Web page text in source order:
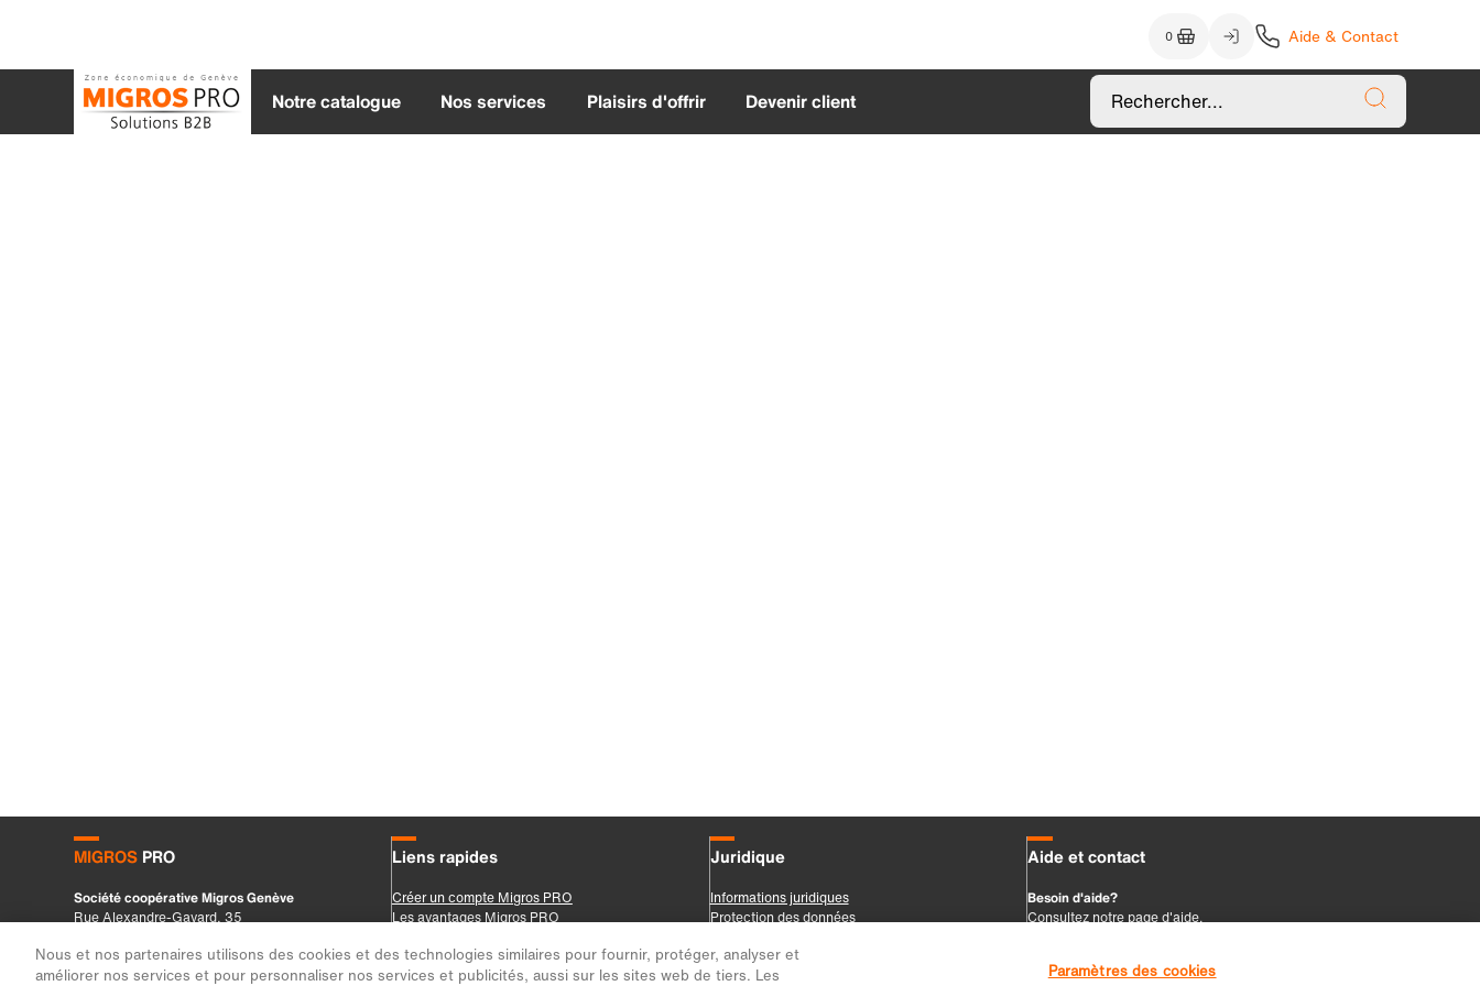
Nous et nos partenaires utilisons des cookies et des technologies similaires pour fournir, protéger, analyser et
améliorer nos services et pour personnaliser nos services et publicités, aussi sur les sites web de tiers. Les
Paramètres des cookies